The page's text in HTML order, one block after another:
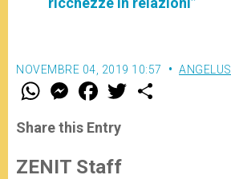
NOVEMBRE 04, 2019 10:57 ANGELUS
W
t
s
p
p
M
e
s
e
g
e
F
a
e
b
o
k
w
Share this Entry
ZENIT Staff